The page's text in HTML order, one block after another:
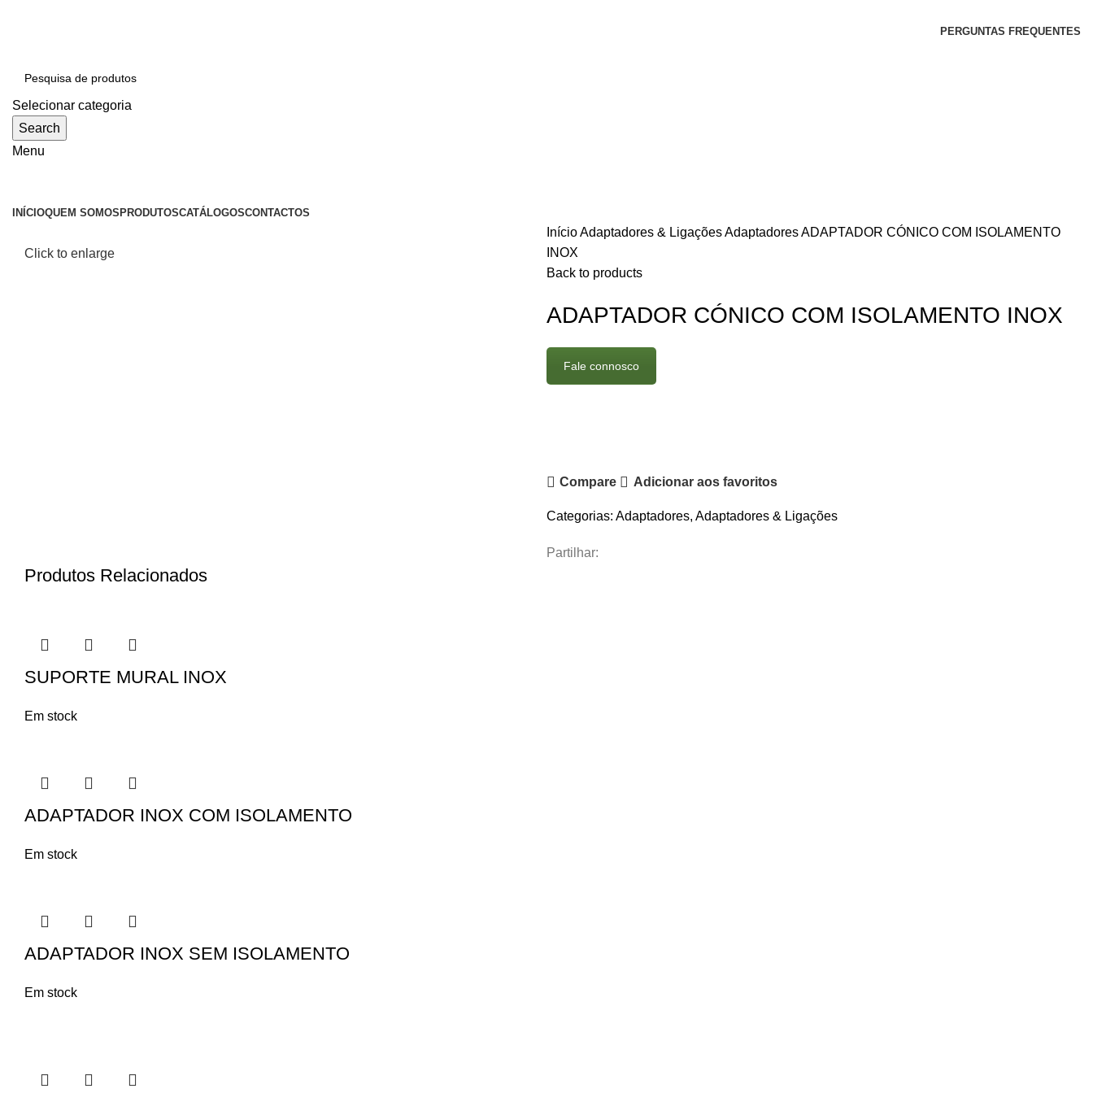
PERGUNTAS FREQUENTES
Selecionar categoria
Search
Menu
INÍCIOQUEM SOMOS PRODUTOSCATÁLOGOSCONTACTOS
Click to enlarge
InícioAdaptadores & LigaçõesAdaptadoresADAPTADOR CÓNICO COM ISOLAMENTO
INOX
Back to products
ADAPTADOR CÓNICO COM ISOLAMENTO INOX
Fale connosco
Compare Adicionar aos favoritos
Categorias: Adaptadores, Adaptadores & Ligações
Partilhar:
Produtos Relacionados
SUPORTE MURAL INOX
Em stock
ADAPTADOR INOX COM ISOLAMENTO
Em stock
ADAPTADOR INOX SEM ISOLAMENTO
Em stock